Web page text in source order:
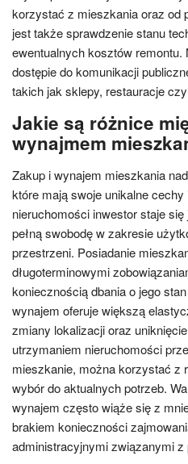
korzystać z mieszkania oraz od
jest także sprawdzenie stanu
ewentualnych kosztów
dostępie do komunikacji
takich jak sklepy, restauracje
Jakie są różnice
wynajmem
Zakup i wynajem mieszkania
które mają swoje unikalne
nieruchomości inwestor staje
pełną swobodę w zakresie
przestrzeni. Posiadanie
długoterminowymi
koniecznością dbania o jego
wynajem oferuje większą
zmiany lokalizacji oraz
utrzymaniem nieruchomości
mieszkanie, można korzystać z
wybór do aktualnych potrzeb.
wynajem często wiąże się z
brakiem konieczności
administracyjnymi związanymi